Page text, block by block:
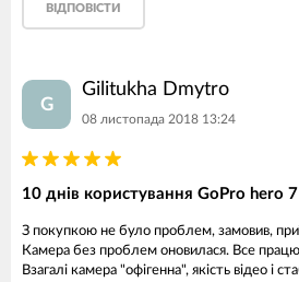
ВІДПОВІСТИ
G
Gilitukha Dmytro
08 листопада 2018 13:24
10 днів користування GoPro hero
З покупкою не було проблем, замовив,
Камера без проблем оновилася. Все
Взагалі камера "офігенна", якість відео і